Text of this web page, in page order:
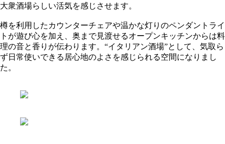
大衆酒場らしい活気を感じさせます。
樽を利用したカウンターチェアや温かな灯りのペンダントライ
トが遊び心を加え、奥まで見渡せるオープンキッチンからは料
理の音と香りが伝わります。“イタリアン酒場”として、気取ら
ず日常使いできる居心地のよさを感じられる空間になりまし
た。